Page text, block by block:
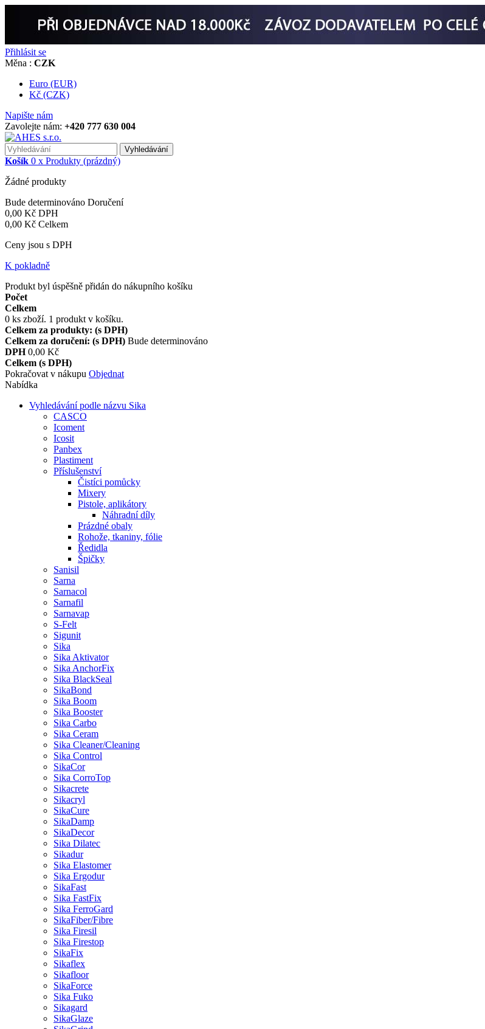
Přihlásit se
Měna : CZK
Euro (EUR)
Kč (CZK)
Napište nám
Zavolejte nám: +420 777 630 004
Vyhledávání
Košík 0 x Produkty (prázdný)
Žádné produkty
Bude determinováno Doručení
0,00 Kč DPH
0,00 Kč Celkem
Ceny jsou s DPH
K pokladně
Produkt byl úspěšně přidán do nákupního košíku
Počet
Celkem
0 ks zboží. 1 produkt v košíku.
Celkem za produkty: (s DPH)
Celkem za doručení: (s DPH) Bude determinováno
DPH 0,00 Kč
Celkem (s DPH)
Pokračovat v nákupu Objednat
Nabídka
Vyhledávání podle názvu Sika
CASCO
Icoment
Icosit
Panbex
Plastiment
Příslušenství
Čistíci pomůcky
Mixery
Pistole, aplikátory
Náhradní díly
Prázdné obaly
Rohože, tkaniny, fólie
Ředidla
Špičky
Sanisil
Sarna
Sarnacol
Sarnafil
Sarnavap
S-Felt
Sigunit
Sika
Sika Aktivator
Sika AnchorFix
Sika BlackSeal
SikaBond
Sika Boom
Sika Booster
Sika Carbo
Sika Ceram
Sika Cleaner/Cleaning
Sika Control
SikaCor
Sika CorroTop
Sikacrete
Sikacryl
SikaCure
SikaDamp
SikaDecor
Sika Dilatec
Sikadur
Sika Elastomer
Sika Ergodur
SikaFast
Sika FastFix
Sika FerroGard
SikaFiber/Fibre
Sika Firesil
Sika Firestop
SikaFix
Sikaflex
Sikafloor
SikaForce
Sika Fuko
Sikagard
SikaGlaze